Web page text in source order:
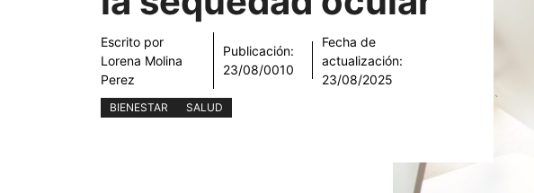
Escrito por
Lorena Molina
Perez
Publicación:
23/08/0010
Fecha de
actualización:
23/08/2025
BIENESTAR SALUD